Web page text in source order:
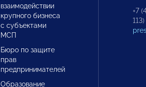
взаимодействии
крупного бизнеса
с субъектами
МСП
Бюро по защите
прав
предпринимателей
Образование
+7
113)